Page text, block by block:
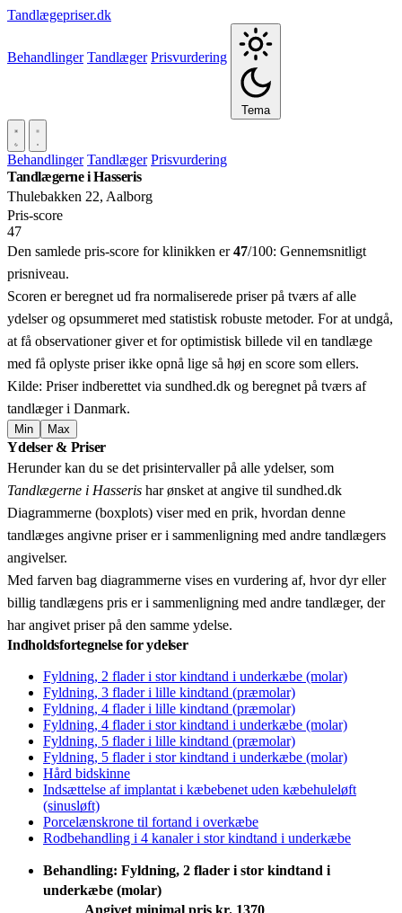
Tandlægepriser.dk
Behandlinger Tandlæger Prisvurdering
Tema
Behandlinger Tandlæger Prisvurdering
Tandlægerne i Hasseris
Thulebakken 22, Aalborg
Pris‑score
47
Den samlede pris-score for klinikken er47/100: Gennemsnitligt
prisniveau.
Scoren er beregnet ud fra normaliserede priser på tværs af alle
ydelser og opsummeret med statistisk robuste metoder. For at undgå,
at få observationer giver et for optimistisk billede vil en tandlæge
med få oplyste priser ikke opnå lige så høj en score som ellers.
Kilde: Priser indberettet via sundhed.dk og beregnet på tværs af
tandlæger i Danmark.
Min Max
+
−
Ydelser & Priser
Herunder kan du se det prisintervaller på alle ydelser, som
Tandlægerne i Hasseris har ønsket at angive til sundhed.dk
Diagrammerne (boxplots) viser med en prik, hvordan denne
tandlæges angivne priser er i sammenligning med andre tandlægers
angivelser.
Med farven bag diagrammerne vises en vurdering af, hvor dyr eller
billig tandlægens pris er i sammenligning med andre tandlæger, der
har angivet priser på den samme ydelse.
Indholdsfortegnelse for ydelser
Fyldning, 2 flader i stor kindtand i underkæbe (molar)
Fyldning, 3 flader i lille kindtand (præmolar)
Fyldning, 4 flader i lille kindtand (præmolar)
Fyldning, 4 flader i stor kindtand i underkæbe (molar)
Fyldning, 5 flader i lille kindtand (præmolar)
Fyldning, 5 flader i stor kindtand i underkæbe (molar)
Hård bidskinne
Indsættelse af implantat i kæbebenet uden kæbehuleløft
(sinusløft)
Porcelænskrone til fortand i overkæbe
Rodbehandling i 4 kanaler i stor kindtand i underkæbe
Behandling: Fyldning, 2 flader i stor kindtand i
underkæbe (molar)
Angivet minimal pris kr. 1370